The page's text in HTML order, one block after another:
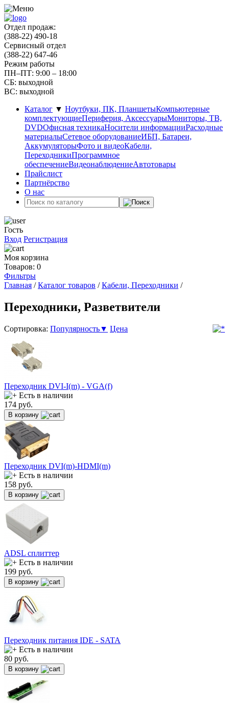
Отдел продаж:
(388-22) 490-18
Сервисный отдел
(388-22) 647-46
Режим работы
ПН–ПТ: 9:00 – 18:00
СБ: выходной
ВС: выходной
Каталог ▼ Ноутбуки, ПК, ПланшетыКомпьютерные
комплектующиеПериферия, АксессуарыМониторы, ТВ,
DVDОфисная техникаНосители информацииРасходные
материалыСетевое оборудованиеИБП, Батареи,
АккумуляторыФото и видеоКабели,
ПереходникиПрограммное
обеспечениеВидеонаблюдениеАвтотовары
Прайслист
Партнёрство
О нас
Гость
Вход Регистрация
Моя корзина
Товаров: 0
Фильтры
Главная /Каталог товаров /Кабели, Переходники /
Переходники, Разветвители
Сортировка: Популярность▼ Цена
Переходник DVI-I(m) - VGA(f)
Есть в наличии
174 руб.
В корзину
Переходник DVI(m)-HDMI(m)
Есть в наличии
158 руб.
В корзину
ADSL сплиттер
Есть в наличии
199 руб.
В корзину
Переходник питания IDE - SATA
Есть в наличии
80 руб.
В корзину